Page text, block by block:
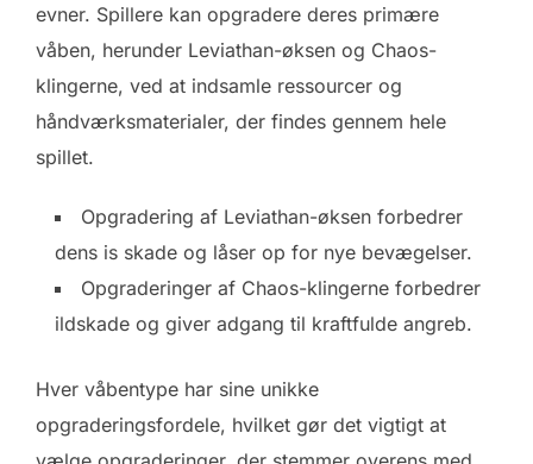
evner. Spillere kan opgradere deres primære
våben, herunder Leviathan-øksen og Chaos-
klingerne, ved at indsamle ressourcer og
håndværksmaterialer, der findes gennem hele
spillet.
Opgradering af Leviathan-øksen forbedrer
dens is skade og låser op for nye bevægelser.
Opgraderinger af Chaos-klingerne forbedrer
ildskade og giver adgang til kraftfulde angreb.
Hver våbentype har sine unikke
opgraderingsfordele, hvilket gør det vigtigt at